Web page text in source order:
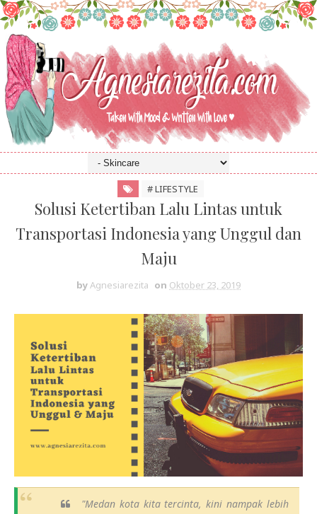
# LIFESTYLE
Solusi Ketertiban Lalu Lintas untuk
Transportasi Indonesia yang Unggul dan
Maju
byAgnesiarezita on Oktober 23, 2019
"Medan kota kita tercinta, kini nampak lebih